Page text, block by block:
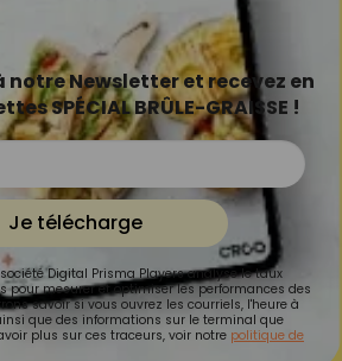
Newsletter et recevez en
SPÉCIAL BRÛLE-GRAISSE !
Je télécharge
Digital Prisma Players analyse le taux
pour mesurer et optimiser les performances des
savoir si vous ouvrez les courriels, l'heure à
que des informations sur le terminal que
plus sur ces traceurs, voir notre politique de